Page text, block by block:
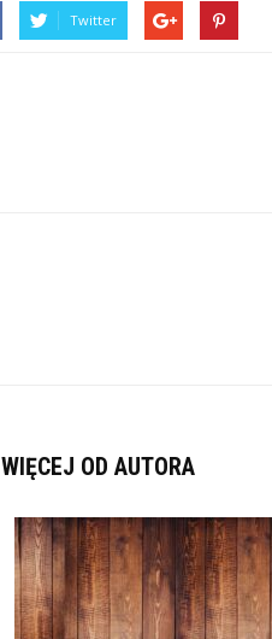
Twitter
WIĘCEJ OD AUTORA